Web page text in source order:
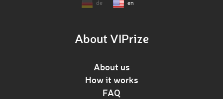
de en
About VIPrize
About us
How it works
FAQ